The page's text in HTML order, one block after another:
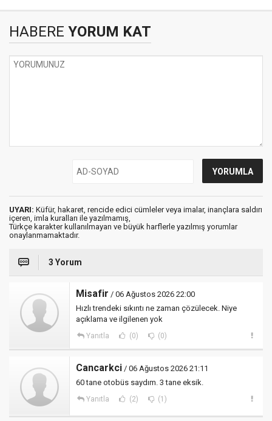
HABERE YORUM KAT
UYARI: Küfür, hakaret, rencide edici cümleler veya imalar, inançlara saldırı
içeren, imla kuralları ile yazılmamış,
Türkçe karakter kullanılmayan ve büyük harflerle yazılmış yorumlar
onaylanmamaktadır.
3 Yorum
Misafir / 06 Ağustos 2026 22:00
Hızlı trendeki sıkıntı ne zaman çözülecek. Niye
açıklama ve ilgilenen yok
Yanıtla (0) (0)
Cancarkci / 06 Ağustos 2026 21:11
60 tane otobüs saydım. 3 tane eksik.
Yanıtla (2) (1)